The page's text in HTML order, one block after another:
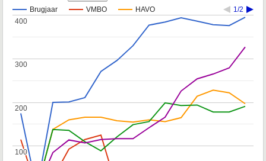
Brugjaar VMBO HAVO 1/2
100
100
200
200
300
300
400
400